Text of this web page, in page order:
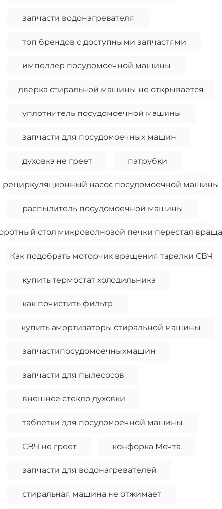
запчасти водонагревателя
топ брендов с доступными запчастями
импеллер посудомоечной машины
дверка стиральной машины не открывается
уплотнитель посудомоечной машины
запчасти для посудомоечных машин
духовка не греет патрубки
рециркуляционный насос посудомоечной машины
распылитель посудомоечной машины
стол микроволновой печки перестал
Как подобрать моторчик вращения тарелки СВЧ
купить термостат холодильника
как почистить фильтр
купить амортизаторы стиральной машины
запчастипосудомоечныхмашин
запчасти для пылесосов
внешнее стекло духовки
таблетки для посудомоечной машины
СВЧ не греет конфорка Мечта
запчасти для водонагревателей
стиральная машина не отжимает